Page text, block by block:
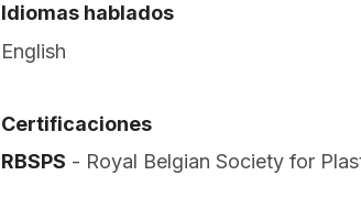
Idiomas hablados
English
Certificaciones
RBSPS - Royal Belgian Society for